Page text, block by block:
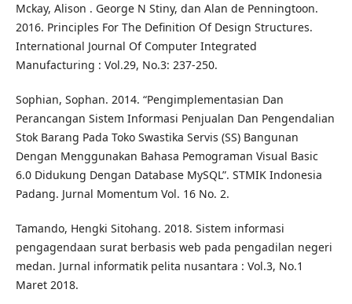
Mckay, Alison . George N Stiny, dan Alan de Penningtoon.
2016. Principles For The Definition Of Design Structures.
International Journal Of Computer Integrated
Manufacturing : Vol.29, No.3: 237-250.
Sophian, Sophan. 2014. “Pengimplementasian Dan
Perancangan Sistem Informasi Penjualan Dan Pengendalian
Stok Barang Pada Toko Swastika Servis (SS) Bangunan
Dengan Menggunakan Bahasa Pemograman Visual Basic
6.0 Didukung Dengan Database MySQL”. STMIK Indonesia
Padang. Jurnal Momentum Vol. 16 No. 2.
Tamando, Hengki Sitohang. 2018. Sistem informasi
pengagendaan surat berbasis web pada pengadilan negeri
medan. Jurnal informatik pelita nusantara : Vol.3, No.1
Maret 2018.